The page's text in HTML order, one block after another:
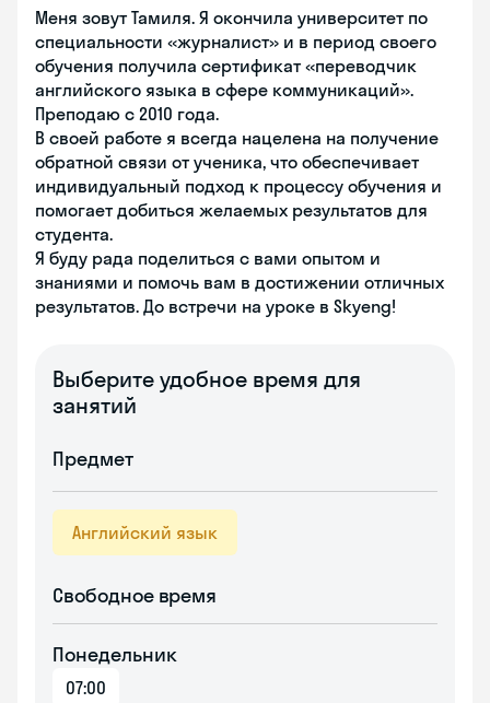
Меня зовут Тамиля. Я окончила университет по
специальности «журналист» и в период своего
обучения получила сертификат «переводчик
английского языка в сфере коммуникаций».
Преподаю с 2010 года.
В своей работе я всегда нацелена на получение
обратной связи от ученика, что обеспечивает
индивидуальный подход к процессу обучения и
помогает добиться желаемых результатов для
студента.
Я буду рада поделиться с вами опытом и
знаниями и помочь вам в достижении отличных
результатов. До встречи на уроке в Skyeng!
Выберите удобное время для
занятий
Предмет
Английский язык
Свободное время
Понедельник
07:00